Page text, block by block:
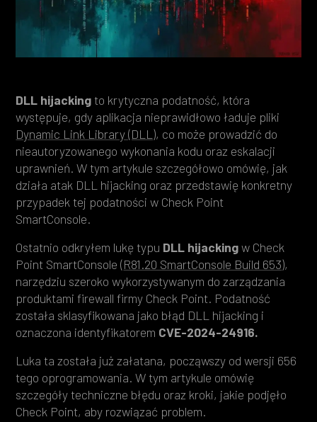
DLL hijacking to krytyczna podatność, która
występuje, gdy aplikacja nieprawidłowo ładuje pliki
Dynamic Link Library (DLL), co może prowadzić do
nieautoryzowanego wykonania kodu oraz eskalacji
uprawnień. W tym artykule szczegółowo omówię, jak
działa atak DLL hijacking oraz przedstawię konkretny
przypadek tej podatności w Check Point
SmartConsole.
Ostatnio odkryłem lukę typu DLL hijackingw Check
Point SmartConsole (R81.20 SmartConsole Build 653),
narzędziu szeroko wykorzystywanym do zarządzania
produktami firewall firmy Check Point. Podatność
została sklasyfikowana jako błąd DLL hijacking i
oznaczona identyfikatorem CVE-2024-24916.
Luka ta została już załatana, począwszy od wersji 656
tego oprogramowania. W tym artykule omówię
szczegóły techniczne błędu oraz kroki, jakie podjęło
Check Point, aby rozwiązać problem.
Heading 5
Heading 6